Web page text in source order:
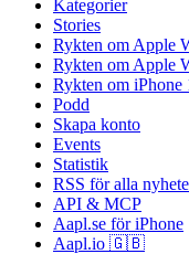
Kategorier
Stories
Rykten om Apple
Rykten om Apple
Rykten om iPhone
Podd
Skapa konto
Events
Statistik
RSS för alla
API & MCP
Aapl.se för iPhone
Aapl.io 🇬🇧